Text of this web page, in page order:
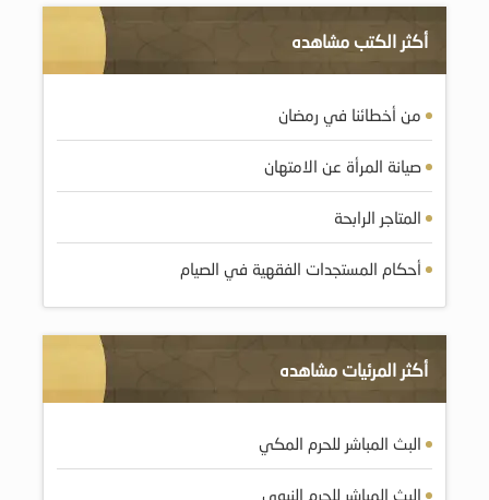
أكثر الكتب مشاهده
من أخطائنا في رمضان
صيانة المرأة عن الامتهان
المتاجر الرابحة
أحكام المستجدات الفقهية في الصيام
أكثر المرئيات مشاهده
البث المباشر للحرم المكي
البث المباشر للحرم النبوي